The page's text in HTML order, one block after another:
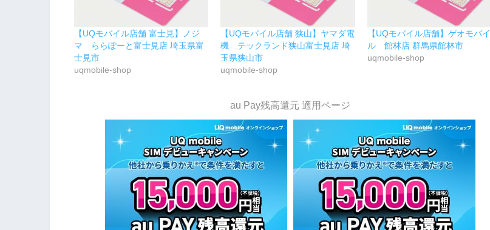
【UQモバイル店舗 富士見】ノジ
マ ららぽーと富士見店 埼玉県富
士見市
uqmobile-shop
【UQモバイル店舗 狭山】ヤマダ電
機 テックランド狭山富士見店 埼
玉県狭山市
uqmobile-shop
【UQモバイル店舗】ゲオモバイ
ル 館林店 群馬県館林市
uqmobile-shop
au Pay残高還元 適用ページ